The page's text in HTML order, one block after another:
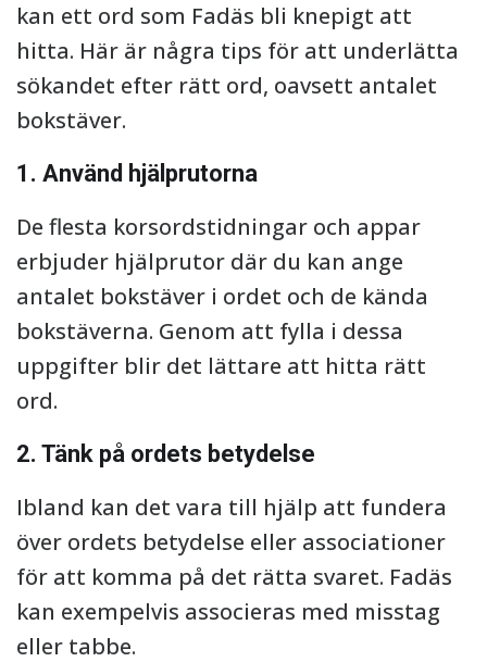
kan ett ord som Fadäs bli knepigt att
hitta. Här är några tips för att underlätta
sökandet efter rätt ord, oavsett antalet
bokstäver.
1. Använd hjälprutorna
De flesta korsordstidningar och appar
erbjuder hjälprutor där du kan ange
antalet bokstäver i ordet och de kända
bokstäverna. Genom att fylla i dessa
uppgifter blir det lättare att hitta rätt
ord.
2. Tänk på ordets betydelse
Ibland kan det vara till hjälp att fundera
över ordets betydelse eller associationer
för att komma på det rätta svaret. Fadäs
kan exempelvis associeras med misstag
eller tabbe.